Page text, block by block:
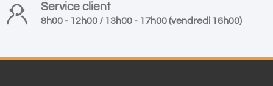
Service client
8h00 - 12h00 / 13h00 - 17h00 (vendredi 16h00)